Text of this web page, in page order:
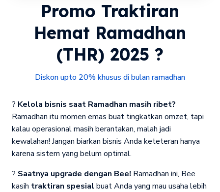
Promo Traktiran
Hemat Ramadhan
(THR) 2025 ?
Diskon upto 20% khusus di bulan ramadhan
? Kelola bisnis saat Ramadhan masih ribet?
Ramadhan itu momen emas buat tingkatkan omzet, tapi
kalau operasional masih berantakan, malah jadi
kewalahan! Jangan biarkan bisnis Anda keteteran hanya
karena sistem yang belum optimal.
? Saatnya upgrade dengan Bee! Ramadhan ini, Bee
kasih traktiran spesial buat Anda yang mau usaha lebih